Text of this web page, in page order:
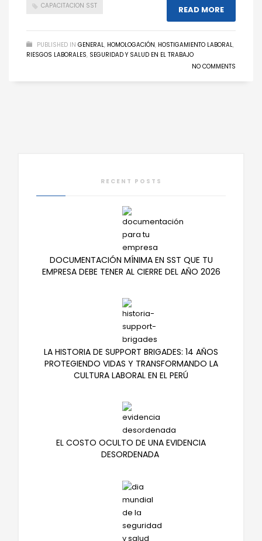
CAPACITACION SST READ MORE
PUBLISHED IN GENERAL, HOMOLOGACIÓN, HOSTIGAMIENTO LABORAL,
RIESGOS LABORALES, SEGURIDAD Y SALUD EN EL TRABAJO
NO COMMENTS
RECENT POSTS
DOCUMENTACIÓN MÍNIMA EN SST QUE TU
EMPRESA DEBE TENER AL CIERRE DEL AÑO 2026
LA HISTORIA DE SUPPORT BRIGADES: 14 AÑOS
PROTEGIENDO VIDAS Y TRANSFORMANDO LA
CULTURA LABORAL EN EL PERÚ
EL COSTO OCULTO DE UNA EVIDENCIA
DESORDENADA